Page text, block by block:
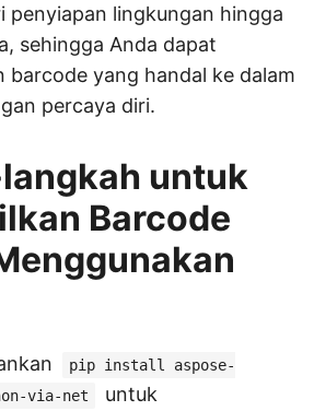
penyiapan lingkungan hingga
sehingga Anda dapat
barcode yang handal ke dalam
percaya diri.
untuk
Barcode
pip install aspose-
via-net
untuk